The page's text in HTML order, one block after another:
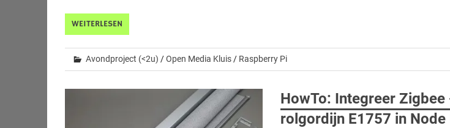
WEITERLESEN
Avondproject (<2u) /Open Media Kluis/ Raspberry Pi
HowTo: Integreer Zigbee
rolgordijn E1757 in Node